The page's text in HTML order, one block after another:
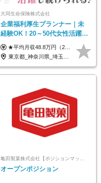
大同生命保険株式会社
企業福利厚生プランナー｜未
経験OK！20～50代女性活躍｜
リモートOK｜平均月収48.8万
｜子育て＆介護支援◎
★平均月収48.8万円（2025年度実績） ★安心の固定給＋賞与年2回＋インセンティブ！手当も充実 月給21万円～23万円＋諸手当＋インセンティブ＋賞与年2回 ※給与は年間平均の税込定例給与です。賞与は含みません。 ※約3週間の研修期間中は日当8000円を支給いたします。 ※試用期間6ヵ月あり（期間中の条件変更なし） ◆東京・神奈川・千葉・埼玉・愛知（一部）・京都・大阪・兵庫（一部）：月給23万円以上 ◆静岡（一部）・三重・岐阜：月給22万円以上 ◆上記以外の地域：月給21万円以上
東京都_神奈川県_埼玉県_千葉県_大阪府_愛知県_北海道_青森県_岩手県_宮城県_秋田県_山形県_福島県_茨城県_栃木県_群馬県_新潟県_山梨県_長野県_富山県_石川県_福井県_静岡県_岐阜県_三重県_兵庫県_京都府_滋賀県_奈良県_和歌山県_広島県_岡山県_鳥取県_島根県_山口県_徳島県_香川県_愛媛県_高知県_福岡県_熊本県_佐賀県_長崎県_大分県_宮崎県_鹿児島県_沖縄県
オープンポジション